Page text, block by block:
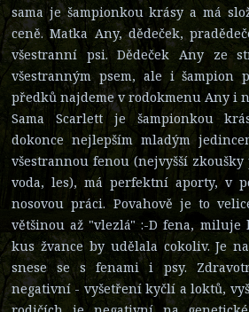
sama je šampionkou krásy a má
ceně. Matka Any, dědeček,
všestranní psi. Dědeček Any ze
všestranným psem, ale i šampion
předků najdeme v rodokmenu Any i
Sama Scarlett je šampionkou
dokonce nejlepším mladým
všestrannou fenou (nejvyšší zkoušky
voda, les), má perfektní aporty, v
nosovou práci. Povahově je to
většinou až "vlezlá" :-D fena,
kus žvance by udělala cokoliv. Je
snese se s fenami i psy.
negativní - vyšetření kyčlí a loktů,